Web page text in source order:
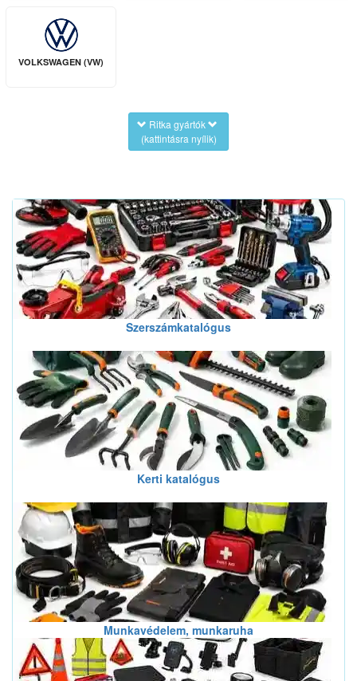
VOLKSWAGEN (VW)
Ritka gyártók
(kattintásra nyílik)
Szerszámkatalógus
Kerti katalógus
Munkavédelem, munkaruha